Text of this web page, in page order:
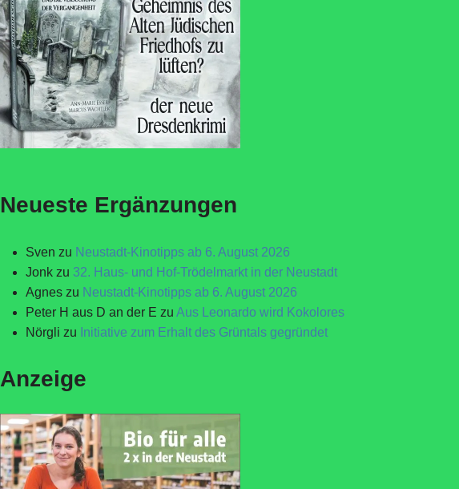
Neueste Ergänzungen
Sven zu Neustadt-Kinotipps ab 6. August 2026
Jonk zu 32. Haus- und Hof-Trödelmarkt in der Neustadt
Agnes zu Neustadt-Kinotipps ab 6. August 2026
Peter H aus D an der E zu Aus Leonardo wird Kokolores
Nörgli zu Initiative zum Erhalt des Grüntals gegründet
Anzeige